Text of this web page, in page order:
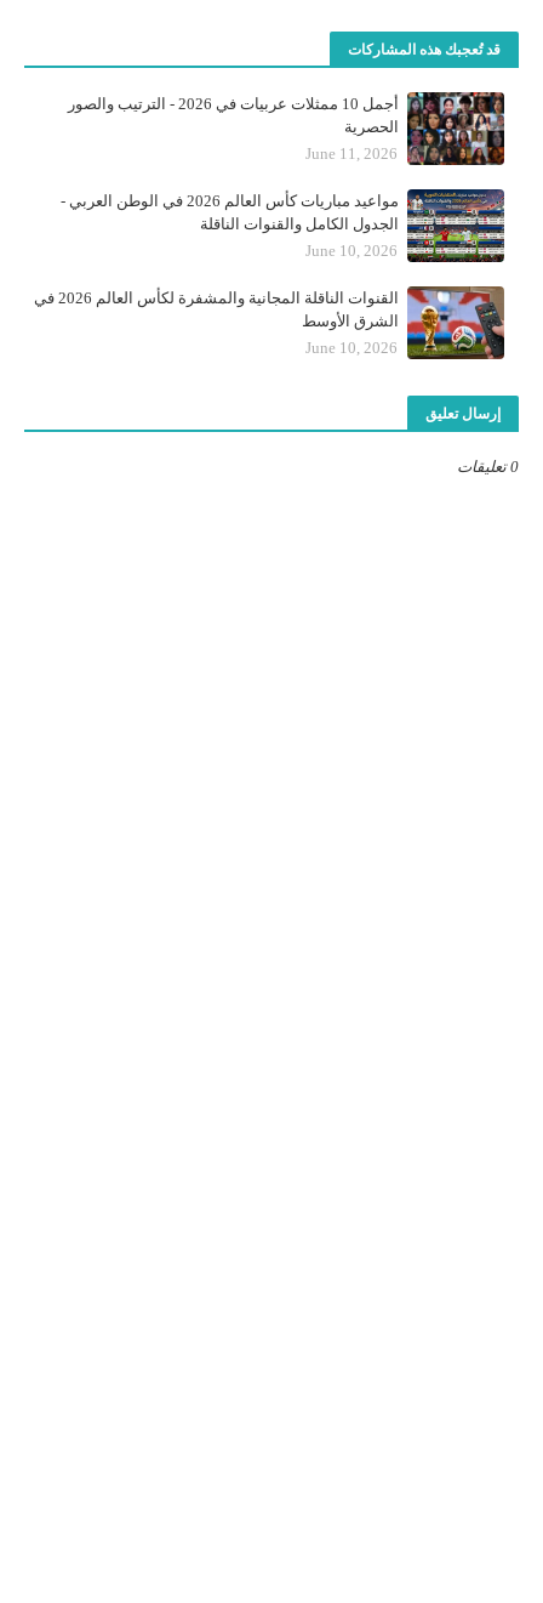
قد تُعجبك هذه المشاركات
أجمل 10 ممثلات عربيات في 2026 - الترتيب والصور
الحصرية
June 11, 2026
مواعيد مباريات كأس العالم 2026 في الوطن العربي -
الجدول الكامل والقنوات الناقلة
June 10, 2026
القنوات الناقلة المجانية والمشفرة لكأس العالم 2026 في
الشرق الأوسط
June 10, 2026
إرسال تعليق
0 تعليقات